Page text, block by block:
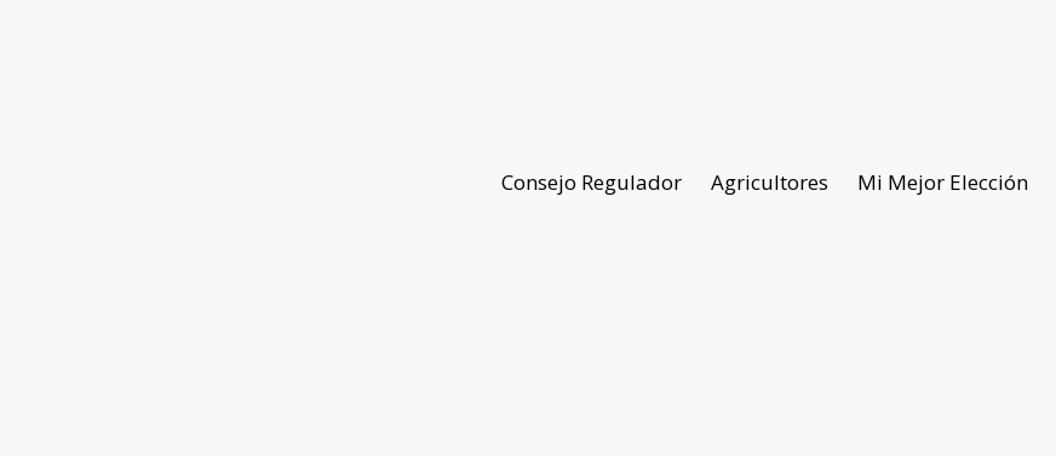
Consejo Regulador Agricultores Mi Mejor Elección